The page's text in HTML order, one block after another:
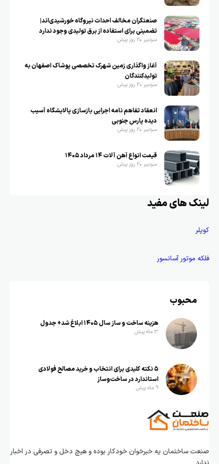
صنعتگران مخالف احداث نیروگاه خورشیدی‌اند|
تضمینی برای استفاده از برق تولیدی وجود ندارد
سردبیر 2 روز پیش
آغاز واگذاری زمین شهرک تخصصی پوشاک اصفهان به
تولیدکنندگان
سردبیر 2 روز پیش
انعقاد تفاهم نامه اجرایی بازسازی پالایشگاه آسیب
دیده پارس جنوبی
سردبیر 2 روز پیش
قیمت انواع آهن آلات ۱۴ مرداد ۱۴۰۵
سردبیر 2 روز پیش
لینک های مفید
کوپلر
فلکه موتور آسانسور
محبوب
هزینه ساخت و ساز سال ۱۴۰۵ ابلاغ شد+ جدول
3 ماه پیش
۵ نکته کلیدی برای انتخاب و خرید مصالح فولادی
استاندارد در ساخت‌وساز
9 ماه پیش
صنعت ساختمان یه خبرخوان خودکار بوده و هیچ دخل و تصرفی در اخبار